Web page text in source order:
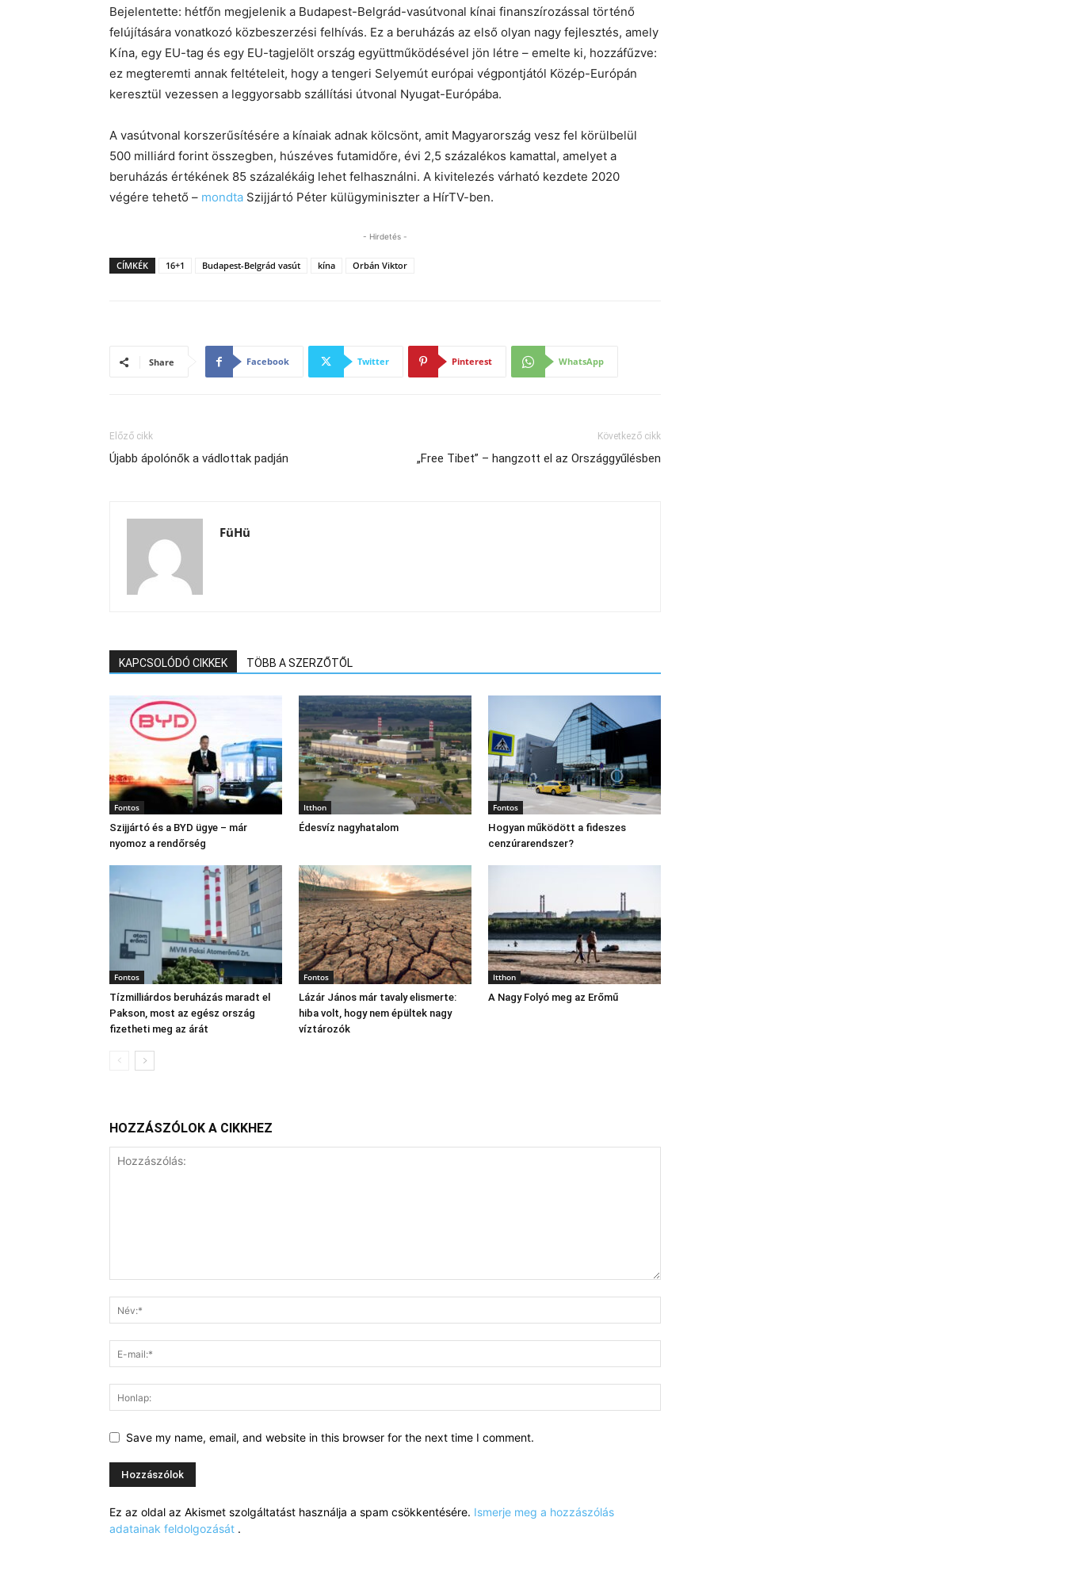
Bejelentette: hétfőn megjelenik a Budapest-Belgrád-vasútvonal kínai finanszírozással történő
felújítására vonatkozó közbeszerzési felhívás. Ez a beruházás az első olyan nagy fejlesztés, amely
Kína, egy EU-tag és egy EU-tagjelölt ország együttműködésével jön létre – emelte ki, hozzáfűzve:
ez megteremti annak feltételeit, hogy a tengeri Selyemút európai végpontjától Közép-Európán
keresztül vezessen a leggyorsabb szállítási útvonal Nyugat-Európába.
A vasútvonal korszerűsítésére a kínaiak adnak kölcsönt, amit Magyarország vesz fel körülbelül
500 milliárd forint összegben, húszéves futamidőre, évi 2,5 százalékos kamattal, amelyet a
beruházás értékének 85 százalékáig lehet felhasználni. A kivitelezés várható kezdete 2020
végére tehető – mondta Szijjártó Péter külügyminiszter a HírTV-ben.
- Hirdetés -
CÍMKÉK 16+1 Budapest-Belgrád vasút kína Orbán Viktor
Share Facebook Twitter Pinterest WhatsApp
Előző cikk
Újabb ápolónők a vádlottak padján
Következő cikk
„Free Tibet” – hangzott el az Országgyűlésben
FüHü
KAPCSOLÓDÓ CIKKEK TÖBB A SZERZŐTŐL
Fontos
Szijjártó és a BYD ügye – már
nyomoz a rendőrség
Itthon
Édesvíz nagyhatalom
Fontos
Hogyan működött a fideszes
cenzúrarendszer?
Fontos
Tízmilliárdos beruházás maradt el
Pakson, most az egész ország
fizetheti meg az árát
Fontos
Lázár János már tavaly elismerte:
hiba volt, hogy nem épültek nagy
víztározók
Itthon
A Nagy Folyó meg az Erőmű
HOZZÁSZÓLOK A CIKKHEZ
Save my name, email, and website in this browser for the next time I comment.
Ez az oldal az Akismet szolgáltatást használja a spam csökkentésére. Ismerje meg a hozzászólás
adatainak feldolgozását .